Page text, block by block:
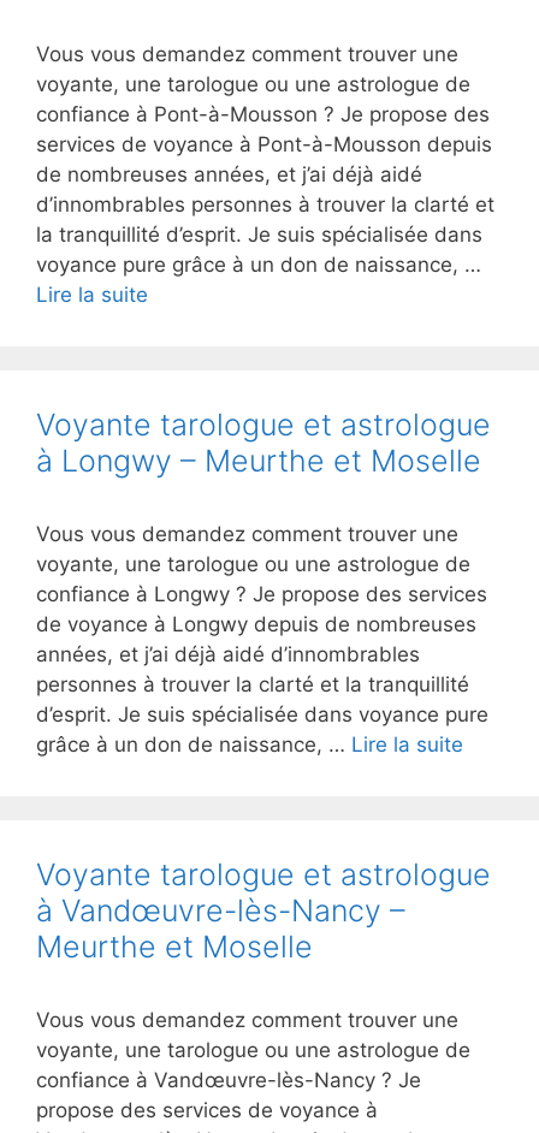
Vous vous demandez comment trouver une
voyante, une tarologue ou une astrologue de
confiance à Pont-à-Mousson ? Je propose des
services de voyance à Pont-à-Mousson depuis
de nombreuses années, et j’ai déjà aidé
d’innombrables personnes à trouver la clarté et
la tranquillité d’esprit. Je suis spécialisée dans
voyance pure grâce à un don de naissance, …
Lire la suite
Voyante tarologue et astrologue
à Longwy – Meurthe et Moselle
Vous vous demandez comment trouver une
voyante, une tarologue ou une astrologue de
confiance à Longwy ? Je propose des services
de voyance à Longwy depuis de nombreuses
années, et j’ai déjà aidé d’innombrables
personnes à trouver la clarté et la tranquillité
d’esprit. Je suis spécialisée dans voyance pure
grâce à un don de naissance, … Lire la suite
Voyante tarologue et astrologue
à Vandœuvre-lès-Nancy –
Meurthe et Moselle
Vous vous demandez comment trouver une
voyante, une tarologue ou une astrologue de
confiance à Vandœuvre-lès-Nancy ? Je
propose des services de voyance à